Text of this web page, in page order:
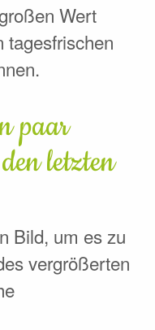
Wert
tagesfrischen
paar
letzten
Bild, um es zu
vergrößerten